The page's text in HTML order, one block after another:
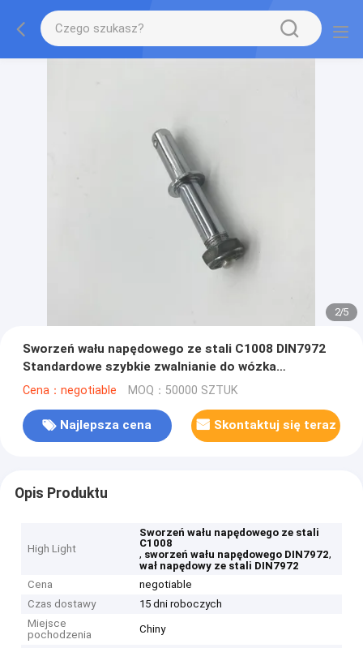
2/5
Sworzeń wału napędowego ze stali C1008 DIN7972
Standardowe szybkie zwalnianie do wózka
dziecięcego
Cena：negotiable MOQ：50000 SZTUK
Najlepsza cena Skontaktuj się teraz
Opis Produktu
High Light
Sworzeń wału napędowego ze stali
C1008
, sworzeń wału napędowego DIN7972,
wał napędowy ze stali DIN7972
Cena
negotiable
Czas dostawy
15 dni roboczych
Miejsce
pochodzenia
Chiny